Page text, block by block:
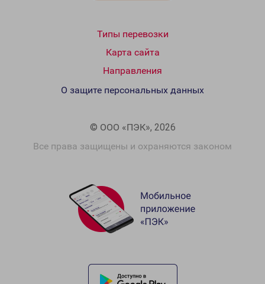
Типы перевозки
Карта сайта
Направления
© ООО «ПЭК», 2026
Все права защищены и охраняются законом
О защите персональных данных